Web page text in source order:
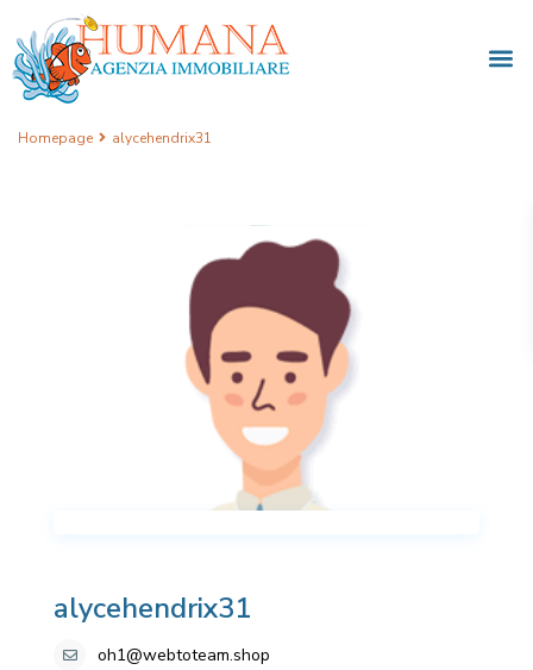
Homepage alycehendrix31
alycehendrix31
oh1@webtoteam.shop